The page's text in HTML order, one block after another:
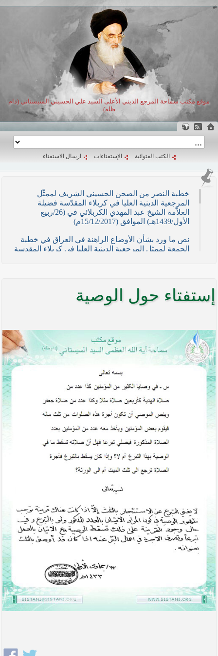
موقع مكتب سماحة المرجع الديني الأعلى السيد علي الحسيني السيستاني (دام
ظله)
الكتب الفتوائية الإستفتاءات ارسال الاستفتاء
خطبة النصر من الصحن الحسيني الشريف لممثّل
المرجعية الدينية العليا في كربلاء المقدّسة فضيلة
العلاّمة الشيخ عبد المهدي الكربلائي في (26/ربيع
الأول/1439هـ) الموافق (15/12/2017م)
نص ما ورد بشأن الأوضاع الراهنة في العراق في خطبة
الجمعة لممثل المرجعية الدينية العليا في كربلاء المقدسة
نص ما ورد بشأن الأوضاع الراهنة في العراق في خطبة
رمضان /1435هـ) الموافق( 11/ تموز/2014م )
نصّ ما ورد بشأن الوضع الراهن في العراق في خطبة
الجمعة التي ألقاها فضيلة العلاّمة السيد أحمد الصافي
ممثّل المرجعية الدينية العليا في يوم (5/ رمضان / 1435
نصّ ما ورد بشأن الأوضاع الراهنة في العراق في خطبة
الجمعة التي ألقاها فضيلة العلاّمة السيد أحمد الصافي
ممثّل المرجعية الدينية العليا في يوم (21 / شعبان /
----- تصريح حول الأوضاع الراهنة في العراق
ما ورد في خطبة الجمعة لممثل المرجعية الدينية العليا
في كربلاء المقدسة فضيلة العلاّمة الشيخ عبد المهدي
) بعد سيطرة (داعش) على مناطق واسعة في محافظتي
نينوى وصلاح الدين وإعلانها أنها تستهدف بقية
المحافظات
بيان صادر من مكتب سماحة السيد السيستاني -دام ظلّه
- في النجف الأشرف حول التطورات الأمنية الأخيرة في
محافظة نينوى
إستفتاء حول الوصية